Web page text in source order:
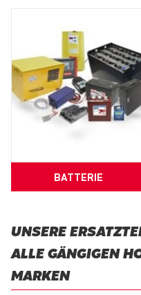
BATTERIE
UNSERE
ALLE GÄNGIGEN
MARKEN